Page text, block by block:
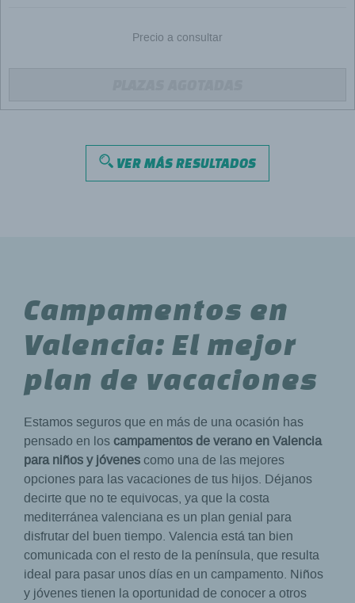
Precio a consultar
VER MÁS RESULTADOS
Campamentos en
Valencia: El mejor
plan de vacaciones
Estamos seguros que en más de una ocasión has
pensado en loscampamentos de verano en Valencia
para niños y jóvenescomo una de las mejores
opciones para las vacaciones de tus hijos. Déjanos
decirte que no te equivocas, ya que la costa
mediterránea valenciana es un plan genial para
disfrutar del buen tiempo. Valencia está tan bien
comunicada con el resto de la península, que resulta
ideal para pasar unos días en un campamento. Niños
y jóvenes tienen la oportunidad de conocer a otros